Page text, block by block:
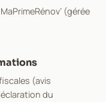
(gérée
(avis
du